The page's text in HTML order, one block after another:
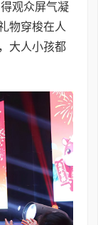
观众屏气凝
物穿梭在人
大人小孩都